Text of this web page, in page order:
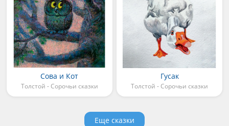
Сова и Кот
Толстой - Сорочьи сказки
Гусак
Толстой - Сорочьи сказки
Еще сказки